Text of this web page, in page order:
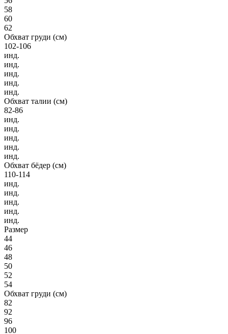
58
60
62
Обхват груди (см)
102-106
инд.
инд.
инд.
инд.
инд.
Обхват талии (см)
82-86
инд.
инд.
инд.
инд.
инд.
Обхват бёдер (см)
110-114
инд.
инд.
инд.
инд.
инд.
Размер
44
46
48
50
52
54
Обхват груди (см)
82
92
96
100